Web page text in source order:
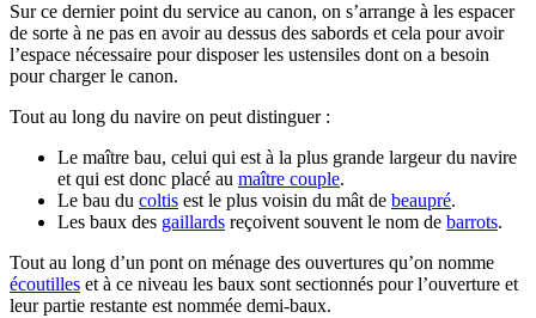
Sur ce dernier point du service au canon, on s’arrange à les espacer
de sorte à ne pas en avoir au dessus des sabords et cela pour avoir
l’espace nécessaire pour disposer les ustensiles dont on a besoin
pour charger le canon.
Tout au long du navire on peut distinguer :
Le maître bau, celui qui est à la plus grande largeur du navire
et qui est donc placé au maître couple.
Le bau du coltis est le plus voisin du mât de beaupré.
Les baux des gaillards reçoivent souvent le nom de barrots.
Tout au long d’un pont on ménage des ouvertures qu’on nomme
écoutilles et à ce niveau les baux sont sectionnés pour l’ouverture et
leur partie restante est nommée demi-baux.